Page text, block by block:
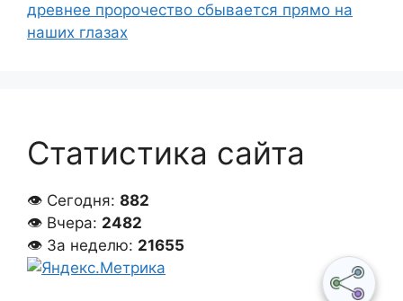
древнее пророчество сбывается прямо на
наших глазах
Статистика сайта
👁 Сегодня: 882
👁 Вчера: 2482
👁 За неделю: 21655